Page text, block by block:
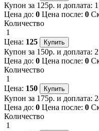
Купон за 125р. и доплата:
Цена до: 0 Цена после: 0
Количество
1
Цена: 125
Купон за 150р. и доплата:
Цена до: 0 Цена после: 0
Количество
1
Цена: 150
Купон за 175р. и доплата:
Цена до: 0 Цена после: 0
Количество
1